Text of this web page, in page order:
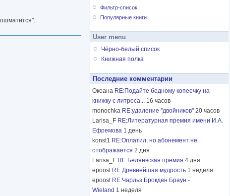
Фильтр-список
Популярные книги
User menu
Чёрно-белый список
Книжная полка
Последние комментарии
Океана RE:Подайте бедному копеечку на
книжку с литреса... 16 часов
monochka RE:удаление "двойников" 20 часов
Larisa_F RE:Литературная премия имени И.А.
Ефремова 1 день
konst1 RE:Оплатил, но абонемент не
отображается 2 дня
Larisa_F RE:Беляевская премия 4 дня
epoost RE:Древнейшая мудрость 1 неделя
epoost RE:Чарльз Брокден Браун -
Wieland 1 неделя